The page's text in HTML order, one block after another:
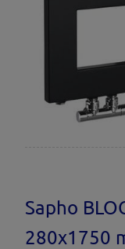
Sapho
280x1750